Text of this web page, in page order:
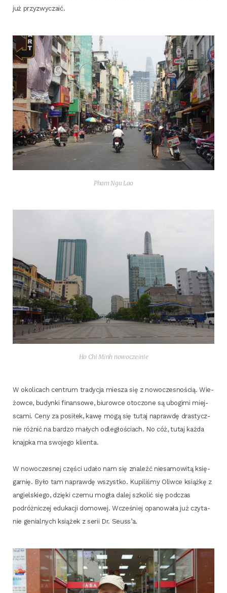
już przyzwyczaić.
Pham Ngu Lao
Ho Chi Minh nowocześnie
W oko­li­cach cen­trum tra­dy­cja mie­sza się z nowo­cze­sno­ścią. Wie­
żow­ce, budyn­ki finan­so­we, biu­row­ce oto­czo­ne są ubo­gi­mi miej­
sca­mi. Ceny za posi­łek, kawę mogą się tutaj napraw­dę dra­stycz­
nie róż­nić na bar­dzo małych odle­gło­ściach. No cóż, tutaj każ­da
knajp­ka ma swo­je­go klienta.
W nowo­cze­snej czę­ści uda­ło nam się zna­leźć nie­sa­mo­wi­tą księ­
gar­nię. Było tam napraw­dę wszyst­ko. Kupi­li­śmy Oliw­ce książ­kę z
angiel­skie­go, dzię­ki cze­mu mogła dalej szko­lić się pod­czas
podróż­ni­czej edu­ka­cji domo­wej. Wcze­śniej opa­no­wa­ła już czy­ta­
nie genial­nych ksią­żek z serii Dr. Seuss’a.